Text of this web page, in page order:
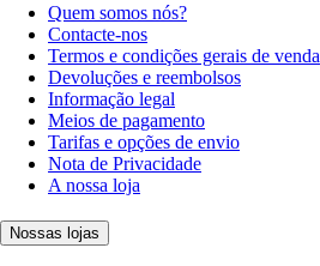
Quem somos nós?
Contacte-nos
Termos e condições gerais de venda
Devoluções e reembolsos
Informação legal
Meios de pagamento
Tarifas e opções de envio
Nota de Privacidade
A nossa loja
Nossas lojas